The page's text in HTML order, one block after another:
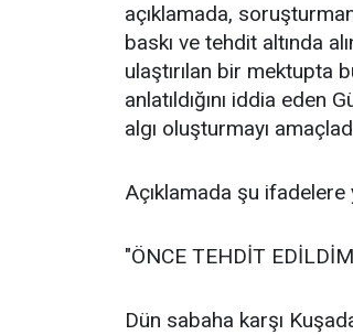
açıklamada,
baskı ve tehdit altında
ulaştırılan bir mektupta
anlatıldığını iddia eden
algı oluşturmayı
Açıklamada şu ifadelere
"ÖNCE TEHDİT
Dün sabaha karşı